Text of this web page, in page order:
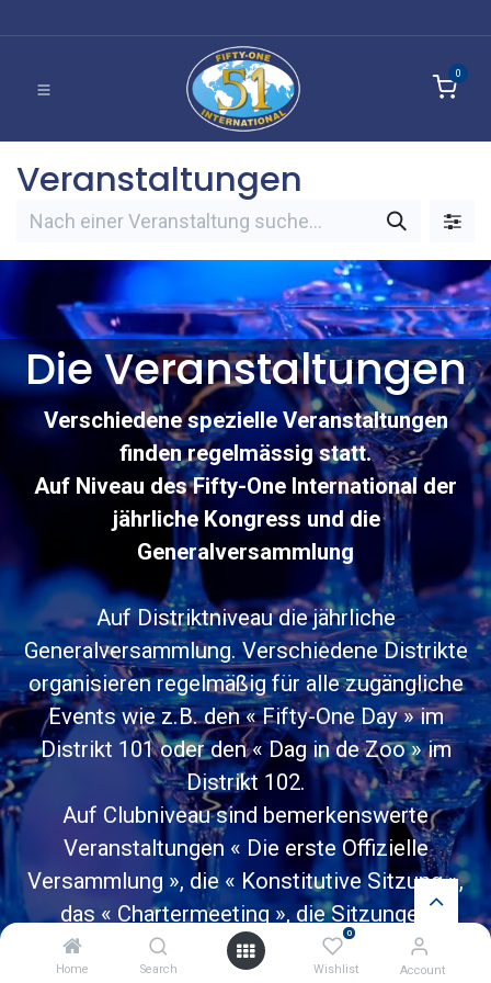
Home Search
0
Wishlist Account
0
Veranstaltungen
Die Veranstaltungen
Verschiedene spezielle Veranstaltungen
finden regelmässig statt.
Auf Niveau des Fifty-One International der
jährliche Kongress und die
Generalversammlung
Auf Distriktniveau die jährliche
Generalversammlung. Verschiedene Distrikte
organisieren regelmäßig für alle zugängliche
Events wie z.B. den « Fifty-One Day » im
Distrikt 101 oder den « Dag in de Zoo » im
Distrikt 102.
Auf Clubniveau sind bemerkenswerte
Veranstaltungen « Die erste Offizielle
Versammlung », die « Konstitutive Sitzung »,
das « Chartermeeting », die Sitzungen
anlässlich eines runden Geburtstages und die